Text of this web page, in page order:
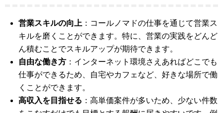
営業スキルの向上 ：コールノマドの仕事を通じて営業ス
キルを磨くことができます。特に、営業の実践をどんど
ん積むことでスキルアップが期待できます​​。
自由な働き方 ：インターネット環境さえあればどこでも
仕事ができるため、自宅やカフェなど、好きな場所で働
くことができます​​。
高収入を目指せる ：高単価案件が多いため、少ない件数